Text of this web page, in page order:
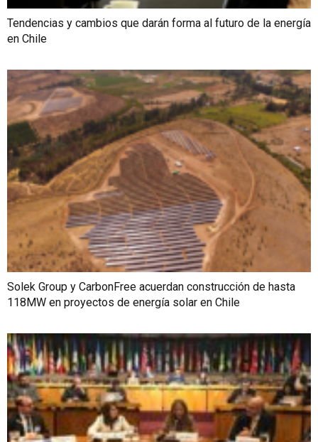
Tendencias y cambios que darán forma al futuro de la energía
en Chile
Solek Group y CarbonFree acuerdan construcción de hasta
118MW en proyectos de energía solar en Chile